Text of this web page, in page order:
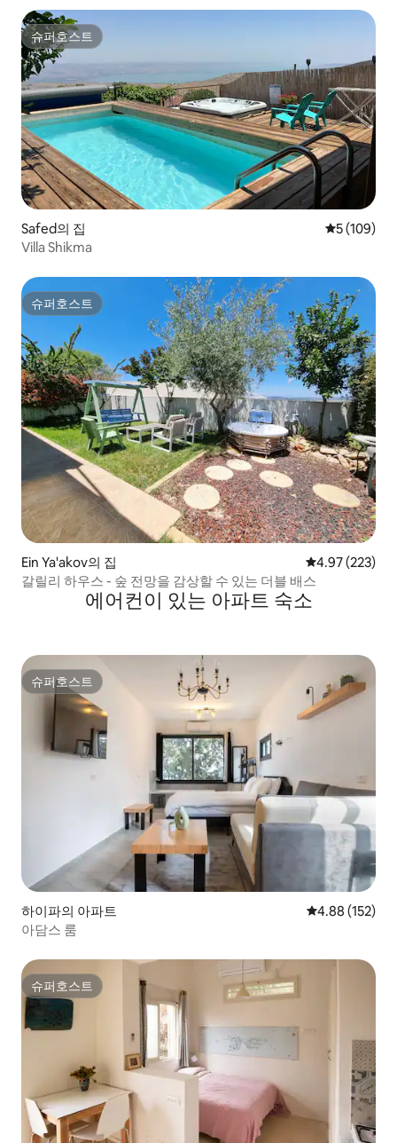
슈퍼호스트
슈퍼호스트
Safed의 집 평점 5점(5
5 (109)
Villa Shikma
슈퍼호스트
슈퍼호스트
Ein Ya'akov의 집 평점 4.97점(5
4.97 (223)
갈릴리 하우스 - 숲 전망을 감상할 수 있는 더블 배스
에어컨이 있는 아파트 숙소
슈퍼호스트
슈퍼호스트
하이파의 아파트 평점 4.88점(5
4.88 (152)
아담스 룸
슈퍼호스트
슈퍼호스트